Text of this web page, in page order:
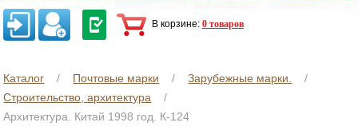
Заказать по телефону
В корзине: 0 товаров
Каталог Почтовые марки
Зарубежные марки.
Строительство, архитектура
Архитектура. Китай 1998 год. К-124